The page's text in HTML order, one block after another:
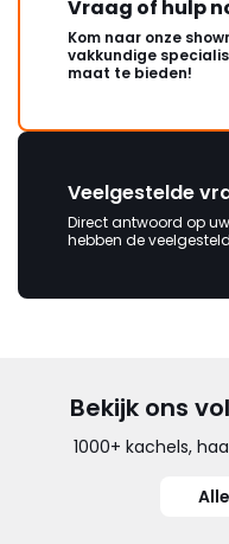
Vraag of hulp
Kom naar onze
vakkundige
maat te bieden!
Veelgestelde
Direct antwoord op
hebben de
Bekijk ons
1000+ kachels,